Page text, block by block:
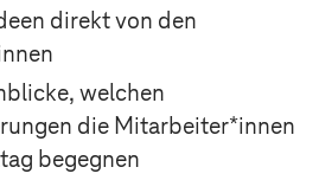
direkt von den
welchen
die Mitarbeiter*innen
begegnen